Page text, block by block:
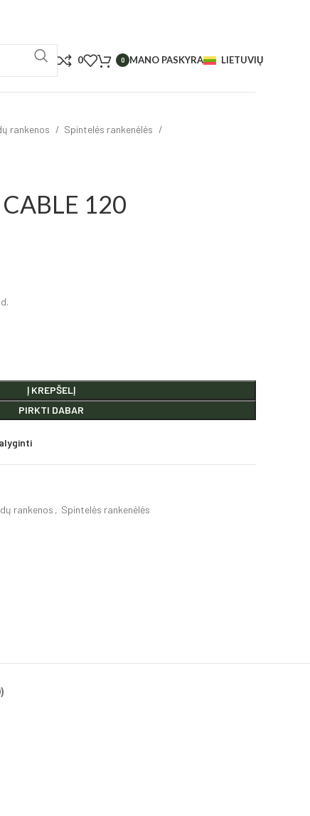
0 0 MANO PASKYRA LIETUVIŲ
rankenos
Spintelės rankenėlės
120
Į KREPŠELĮ
PIRKTI DABAR
rankenos , Spintelės rankenėlės